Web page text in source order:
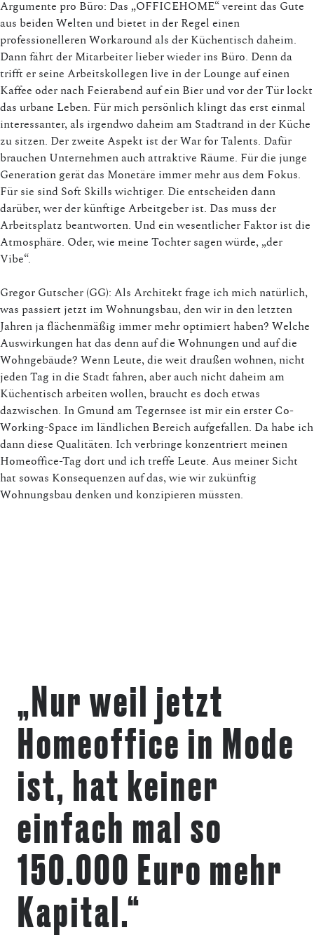
Argumente pro Büro: Das „OFFICEHOME“ vereint das Gute
aus beiden Welten und bietet in der Regel einen
professionelleren Workaround als der Küchentisch daheim.
Dann fährt der Mitarbeiter lieber wieder ins Büro. Denn da
trifft er seine Arbeitskollegen live in der Lounge auf einen
Kaffee oder nach Feierabend auf ein Bier und vor der Tür lockt
das urbane Leben. Für mich persönlich klingt das erst einmal
interessanter, als irgendwo daheim am Stadtrand in der Küche
zu sitzen. Der zweite Aspekt ist der War for Talents. Dafür
brauchen Unternehmen auch attraktive Räume. Für die junge
Generation gerät das Monetäre immer mehr aus dem Fokus.
Für sie sind Soft Skills wichtiger. Die entscheiden dann
darüber, wer der künftige Arbeitgeber ist. Das muss der
Arbeitsplatz beantworten. Und ein wesentlicher Faktor ist die
Atmosphäre. Oder, wie meine Tochter sagen würde, „der
Vibe“.
Gregor Gutscher (GG): Als Architekt frage ich mich natürlich,
was passiert jetzt im Wohnungsbau, den wir in den letzten
Jahren ja flächenmäßig immer mehr optimiert haben? Welche
Auswirkungen hat das denn auf die Wohnungen und auf die
Wohngebäude? Wenn Leute, die weit draußen wohnen, nicht
jeden Tag in die Stadt fahren, aber auch nicht daheim am
Küchentisch arbeiten wollen, braucht es doch etwas
dazwischen. In Gmund am Tegernsee ist mir ein erster Co-
Working-Space im ländlichen Bereich aufgefallen. Da habe ich
dann diese Qualitäten. Ich verbringe konzentriert meinen
Homeoffice-Tag dort und ich treffe Leute. Aus meiner Sicht
hat sowas Konsequenzen auf das, wie wir zukünftig
Wohnungsbau denken und konzipieren müssten.
„Nur weil jetzt
Homeoffice in Mode
ist, hat keiner
einfach mal so
150.000 Euro mehr
Kapital.“